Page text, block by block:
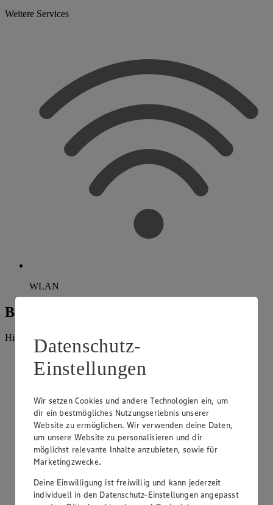
Weitere Services
WLAN
Beratung und Sortiment
Hier findest du alles, was unser EDEKA Markt anbietet.
Datenschutz-
Einstellungen
Wir setzen Cookies und andere Technologien ein, um
dir ein bestmögliches Nutzungserlebnis unserer
Website zu ermöglichen. Wir verwenden deine Daten,
um unsere Website zu personalisieren und dir
möglichst relevante Inhalte anzubieten, sowie für
Marketingzwecke.
Deine Einwilligung ist freiwillig und kann jederzeit
individuell in den Datenschutz-Einstellungen angepasst